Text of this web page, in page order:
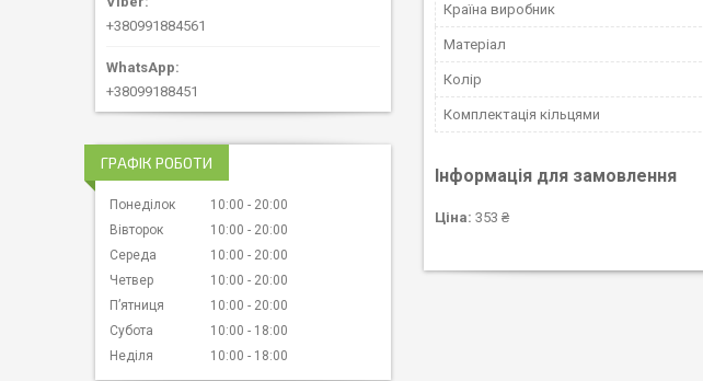
Країна виробник
Матеріал
Колір
Комплектація кільцями
Інформація для замовлення
Ціна: 353 ₴
+380991884561
+38099188451
ГРАФІК РОБОТИ
Понеділок 10:00
20:00
Вівторок
10:00
20:00
Середа
10:00
20:00
Четвер
10:00
20:00
Пʼятниця
10:00
20:00
Субота
10:00
18:00
Неділя
10:00 18:00